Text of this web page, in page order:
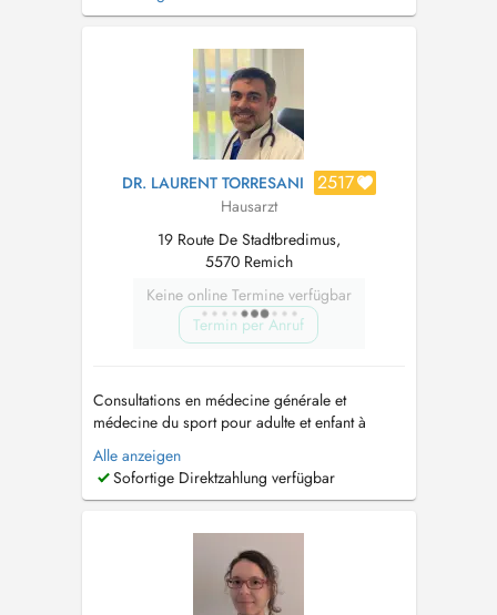
Consultations de médecine générale adultes et
rendez- vous Pour toutes consultations urgentes
, veuillez contacte...
DR. LAURENT TORRESANI 2517
Hausarzt
19 Route De Stadtbredimus,
5570 Remich
Keine online Termine verfügbar
Termin per Anruf
Consultations en médecine générale et
médecine du sport pour adulte et enfant à
partir de 2 ans. Médecine manuelle et
ostéopathie médicale: adulte uniquement et
avec consultation préalable. Médecine du
Sportmedizin Praxis für Erwachsene und
Kinder ab 2 Jahre. M...
Alle anzeigen
Sofortige Direktzahlung verfügbar